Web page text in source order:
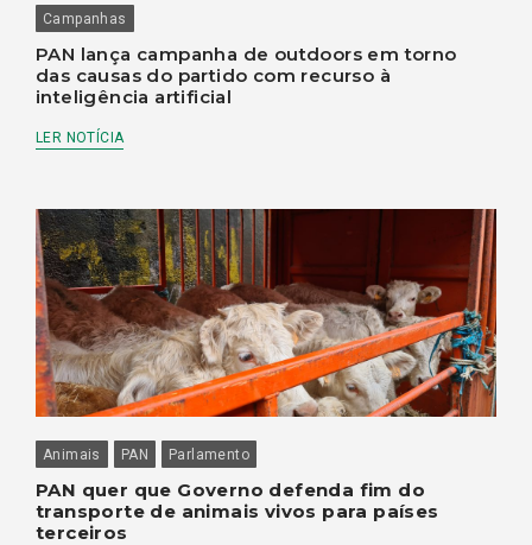
Campanhas
PAN lança campanha de outdoors em torno
das causas do partido com recurso à
inteligência artificial
LER NOTÍCIA
Animais PAN Parlamento
PAN quer que Governo defenda fim do
transporte de animais vivos para países
terceiros